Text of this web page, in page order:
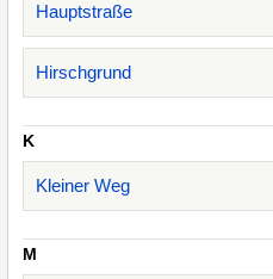
Hauptstraße
Hirschgrund
K
Kleiner Weg
M